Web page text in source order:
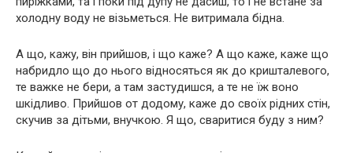
холодну воду не візьметься. Не витримала бідна.
А що, кажу, він прийшов, і що каже? А що каже, каже що
набридло що до нього відносяться як до кришталевого,
те важке не бери, а там застудишся, а те не їж воно
шкідливо. Прийшов от додому, каже до своїх рідних стін,
скучив за дітьми, внучкою. Я що, сваритися буду з ним?